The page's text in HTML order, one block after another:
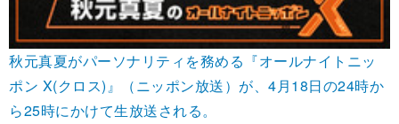
秋元真夏がパーソナリティを務める『オールナイトニッ
ポン X(クロス)』（ニッポン放送）が、4月18日の24時か
ら25時にかけて生放送される。